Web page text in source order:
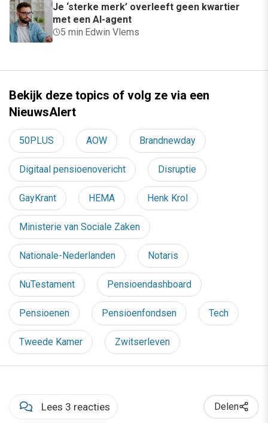
Je ‘sterke merk’ overleeft geen kwartier
met een AI-agent
5 min·Edwin Vlems
Bekijk deze topics of volg ze via een
NieuwsAlert
50PLUS AOW Brandnewday
Digitaal pensioenovericht Disruptie
GayKrant HEMA Henk Krol
Ministerie van Sociale Zaken
Nationale-Nederlanden Notaris
NuTestament Pensioendashboard
Pensioenen Pensioenfondsen Tech
Tweede Kamer Zwitserleven
Lees 3 reacties Delen